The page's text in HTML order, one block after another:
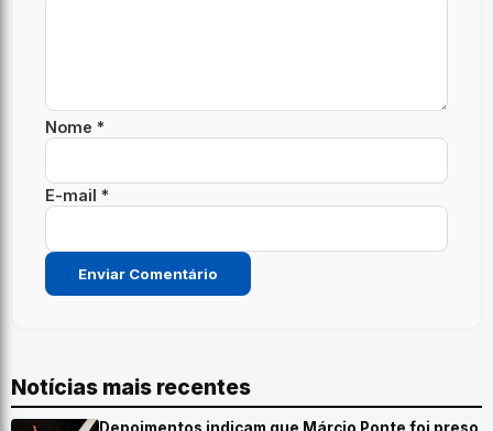
Nome *
E-mail *
Notícias mais recentes